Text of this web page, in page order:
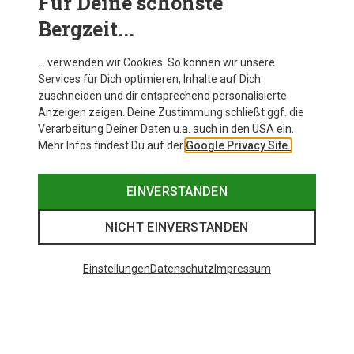
Bergzeit...
… verwenden wir Cookies. So können wir unsere
Services für Dich optimieren, Inhalte auf Dich
zuschneiden und dir entsprechend personalisierte
Anzeigen zeigen. Deine Zustimmung schließt ggf. die
Verarbeitung Deiner Daten u.a. auch in den USA ein.
Mehr Infos findest Du auf der Google Privacy Site.
EINVERSTANDEN
NICHT EINVERSTANDEN
EinstellungenDatenschutz Impressum